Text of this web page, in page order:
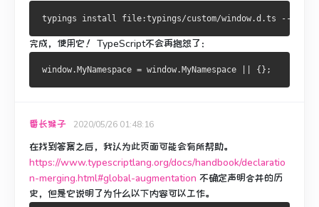
typings install file:typings/custom/window.d .ts --
完成，使用它‌！ TypeScript不会再抱怨了：
window. MyNamespace = window. MyNamespace {};
番长猴子 2020/05/26 01:48:16
在找到答案之后，我认为此页面可能会有所帮助。
https://www.typescriptlang.org/docs/handbook/declaratio
n-merging.html#global-augmentation 不确定声明合并的历
史，但是它说明了为什么以下内容可以工作。